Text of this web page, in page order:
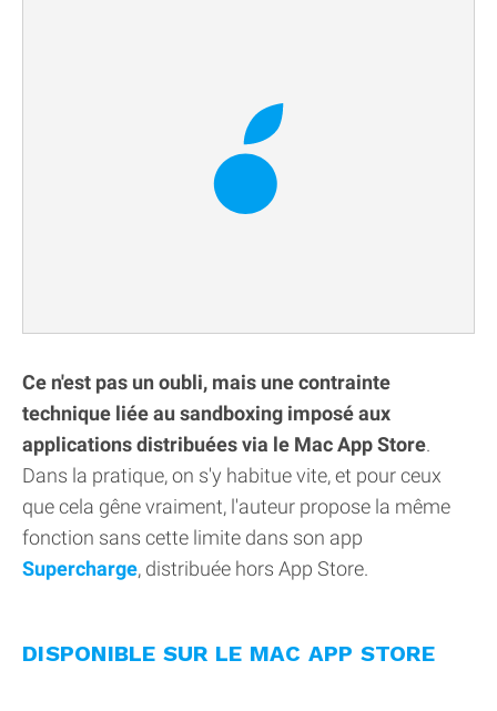
Ce n'est pas un oubli, mais une contrainte
technique liée au sandboxing imposé aux
applications distribuées via le Mac App Store.
Dans la pratique, on s'y habitue vite, et pour ceux
que cela gêne vraiment, l'auteur propose la même
fonction sans cette limite dans son app
Supercharge, distribuée hors App Store.
DISPONIBLE SUR LE MAC APP STORE